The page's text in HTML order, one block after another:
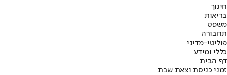
חינוך
בריאות
משפט
תחבורה
פוליטי-מדיני
כללי ומידע
דף הבית
זמני כניסת וצאת שבת